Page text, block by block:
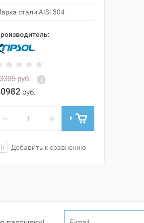
стали AISI 304
руб.
руб.
− +
Добавить к сравнению